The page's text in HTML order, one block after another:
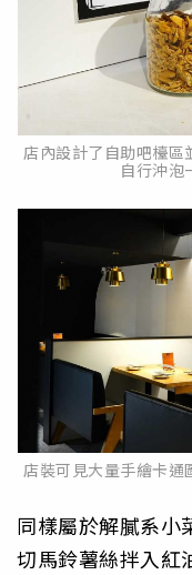
店內設計了自助吧檯區
自行沖泡
店裝可見大量手繪卡通
同樣屬於解膩系小
切馬鈴薯絲拌入紅